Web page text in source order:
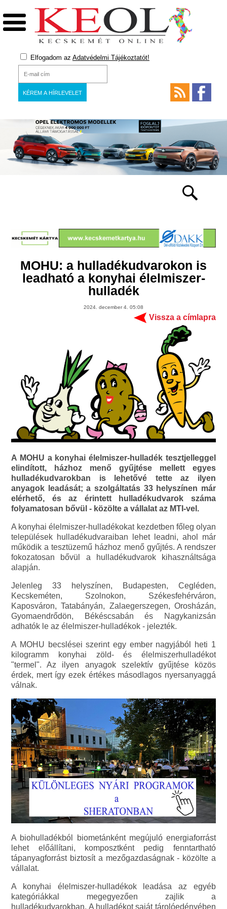
Elfogadom az Adatvédelmi Tájékoztatót!
MOHU: a hulladékudvarokon is
leadható a konyhai élelmiszer-
hulladék
2024. december 4. 05:08
Vissza a címlapra
A MOHU a konyhai élelmiszer-hulladék tesztjelleggel
elindított, házhoz menő gyűjtése mellett egyes
hulladékudvarokban is lehetővé tette az ilyen
anyagok leadását; a szolgáltatás 33 helyszínen már
elérhető, és az érintett hulladékudvarok száma
folyamatosan bővül - közölte a vállalat az MTI-vel.
A konyhai élelmiszer-hulladékokat kezdetben főleg olyan
települések hulladékudvaraiban lehet leadni, ahol már
működik a tesztüzemű házhoz menő gyűjtés. A rendszer
fokozatosan bővül a hulladékudvarok kihasználtsága
alapján.
Jelenleg 33 helyszínen, Budapesten, Cegléden,
Kecskeméten, Szolnokon, Székesfehérváron,
Kaposváron, Tatabányán, Zalaegerszegen, Orosházán,
Gyomaendrődön, Békéscsabán és Nagykanizsán
adhatók le az élelmiszer-hulladékok - jelezték.
A MOHU becslései szerint egy ember nagyjából heti 1
kilogramm konyhai zöld- és élelmiszerhulladékot
"termel". Az ilyen anyagok szelektív gyűjtése közös
érdek, mert így ezek értékes másodlagos nyersanyaggá
válnak.
A biohulladékból biometánként megújuló energiaforrást
lehet előállítani, komposztként pedig fenntartható
tápanyagforrást biztosít a mezőgazdaságnak - közölte a
vállalat.
A konyhai élelmiszer-hulladékok leadása az egyéb
kategóriákkal megegyezően zajlik a
hulladékudvarokban. A hulladékot saját tárolóedényében